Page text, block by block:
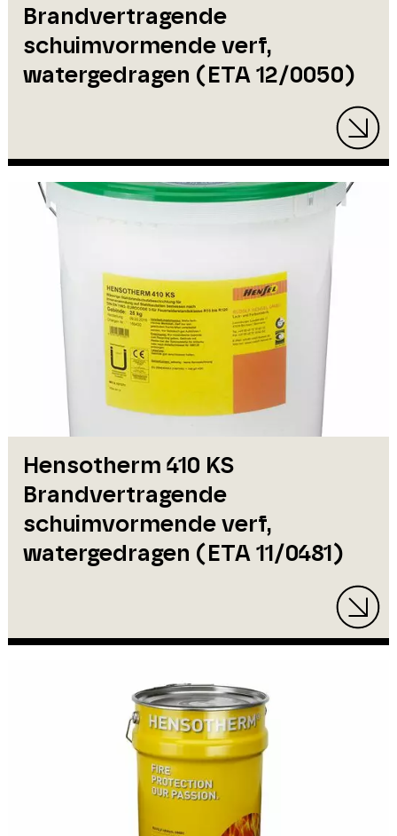
Brandvertragende
schuimvormende verf,
watergedragen (ETA 12/0050)
Hensotherm 410 KS
Brandvertragende
schuimvormende verf,
watergedragen (ETA 11/0481)